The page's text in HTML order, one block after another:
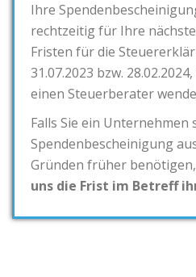
Ihre
rechtzeitig für Ihre
Fristen für die
31.07.2023 bzw.
einen Steuerberater
Falls Sie ein Unternehmen
Spendenbescheinigung
Gründen früher benötigen,
uns die Frist im Betreff